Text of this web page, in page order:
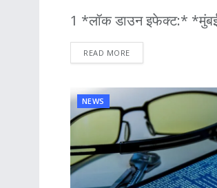
1 *लॉक डाउन इफेक्ट:*
READ MOREDETAILS
NEWS